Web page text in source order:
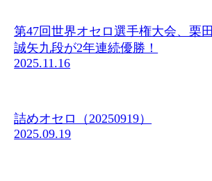
第47回世界オセロ選手権大会、栗田
誠矢九段が2年連続優勝！
2025.11.16
詰めオセロ（20250919）
2025.09.19